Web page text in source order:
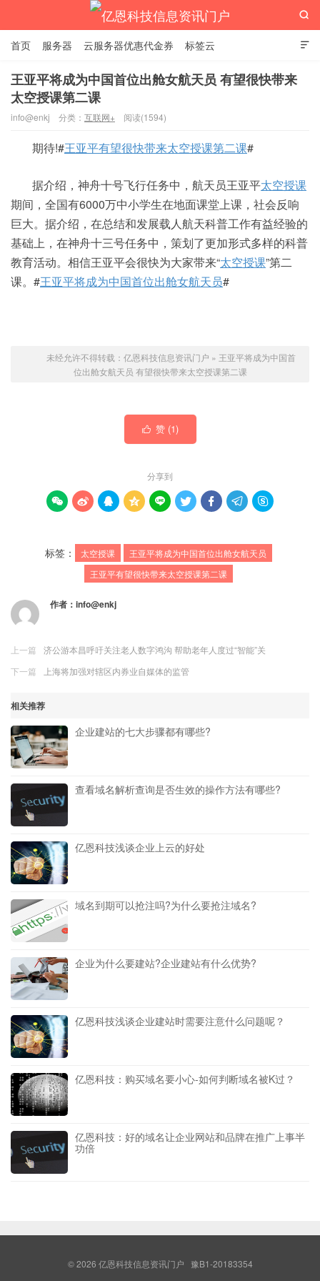
亿恩科技信息资讯门户

首页 服务器 云服务器优惠代金券 标签云

王亚平将成为中国首位出舱女航天员 有望很快带来
太空授课第二课
info@enkj 分类： 互联网+ 阅读(1594)
期待!#王亚平有望很快带来太空授课第二课#
据介绍，神舟十号飞行任务中，航天员王亚平太空授课
期间，全国有6000万中小学生在地面课堂上课，社会反响
巨大。据介绍，在总结和发展载人航天科普工作有益经验的
基础上，在神舟十三号任务中，策划了更加形式多样的科普
教育活动。相信王亚平会很快为大家带来“太空授课”第二
课。#王亚平将成为中国首位出舱女航天员#
未经允许不得转载： 亿恩科技信息资讯门户 » 王亚平将成为中国首
位出舱女航天员 有望很快带来太空授课第二课
 赞 (1)
分享到
        
标签： 太空授课
王亚平将成为中国首位出舱女航天员
王亚平有望很快带来太空授课第二课
作者： info@enkj
上一篇
济公游本昌呼吁关注老人数字鸿沟 帮助老年人度过“智能”关
下一篇
上海将加强对辖区内券业自媒体的监管
相关推荐
企业建站的七大步骤都有哪些?
查看域名解析查询是否生效的操作方法有哪些?
亿恩科技浅谈企业上云的好处
域名到期可以抢注吗?为什么要抢注域名?
企业为什么要建站?企业建站有什么优势?
亿恩科技浅谈企业建站时需要注意什么问题呢？
亿恩科技：购买域名要小心-如何判断域名被K过？
亿恩科技：好的域名让企业网站和品牌在推广上事半
功倍
© 2026 亿恩科技信息资讯门户 豫B1-20183354